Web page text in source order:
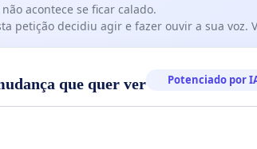
acontece se ficar calado.
petição decidiu agir e fazer ouvir a sua voz.
que quer ver Potenciado por